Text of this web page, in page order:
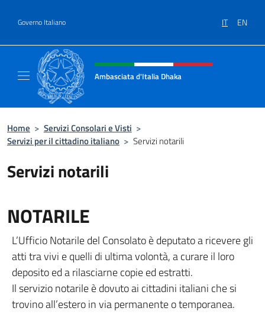
Governo Italiano IT EN
Intestazione sito, social e menù
Ambasciata d'Italia Dhaka
Home > Servizi Consolari e Visti >
Servizi per il cittadino italiano > Servizi notarili
Servizi notarili
NOTARILE
L’Ufficio Notarile del Consolato è deputato a ricevere gli
atti tra vivi e quelli di ultima volontà, a curare il loro
deposito ed a rilasciarne copie ed estratti.
Il servizio notarile è dovuto ai cittadini italiani che si
trovino all’estero in via permanente o temporanea.